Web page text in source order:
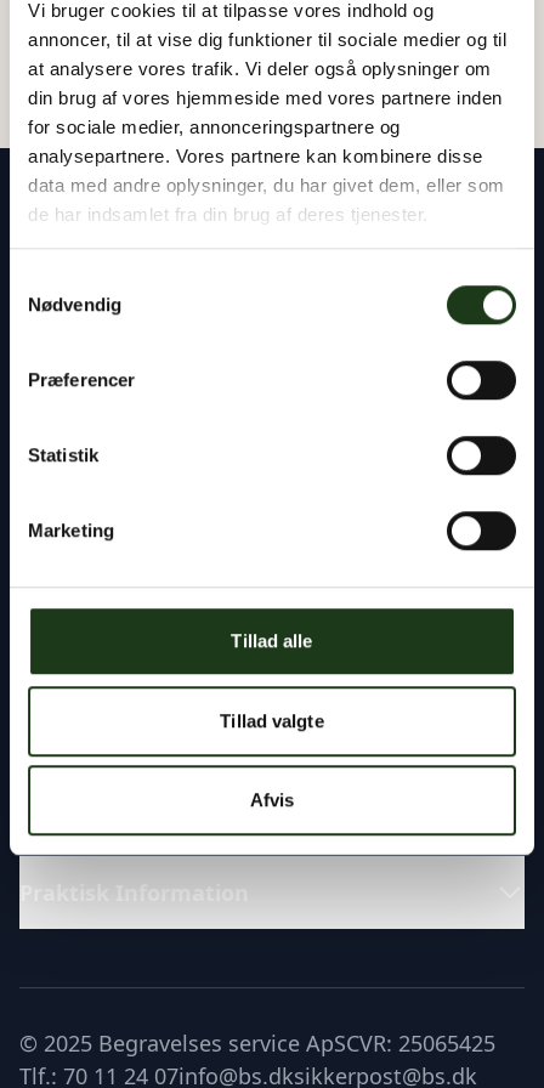
Vi bruger cookies til at tilpasse vores indhold og
annoncer, til at vise dig funktioner til sociale medier og til
at analysere vores trafik. Vi deler også oplysninger om
din brug af vores hjemmeside med vores partnere inden
for sociale medier, annonceringspartnere og
analysepartnere. Vores partnere kan kombinere disse
data med andre oplysninger, du har givet dem, eller som
de har indsamlet fra din brug af deres tjenester.
Nødvendig
Præferencer
Statistik
Marketing
Tillad alle
Tillad valgte
Afvis
Vores rådgivere står klar til at hjælpe dig med
planlægning af en begravelse eller bisættelse,
håndtering af bobehandlingen ved skifteretten.
Du er altid velkommen til at tage kontakt til os,
Katalog
Læs om
Praktisk Information
© 2025 Begravelses service ApSCVR: 25065425
Tlf.: 70 11 24 07info@bs.dksikkerpost@bs.dk